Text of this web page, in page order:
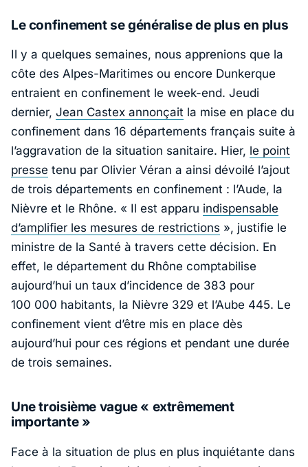
Le confinement se généralise de plus en plus
Il y a quelques semaines, nous apprenions que la
côte des Alpes-Maritimes ou encore Dunkerque
entraient en confinement le week-end. Jeudi
dernier, Jean Castex annonçait la mise en place du
confinement dans 16 départements français suite à
l’aggravation de la situation sanitaire. Hier, le point
presse tenu par Olivier Véran a ainsi dévoilé l’ajout
de trois départements en confinement : l’Aude, la
Nièvre et le Rhône. « Il est apparu indispensable
d’amplifier les mesures de restrictions », justifie le
ministre de la Santé à travers cette décision. En
effet, le département du Rhône comptabilise
aujourd’hui un taux d’incidence de 383 pour
100 000 habitants, la Nièvre 329 et l’Aube 445. Le
confinement vient d’être mis en place dès
aujourd’hui pour ces régions et pendant une durée
de trois semaines.
Une troisième vague « extrêmement
importante »
Face à la situation de plus en plus inquiétante dans